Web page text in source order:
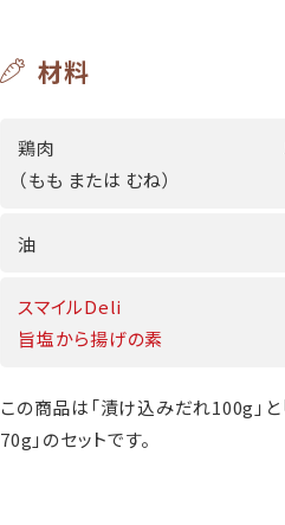
材料
鶏肉
（もも または むね）
油
スマイルDeli
旨塩から揚げの素
この商品は「漬け込みだれ100g」と
70g」のセットです。